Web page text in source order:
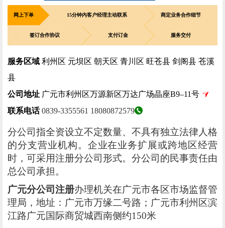
网上下单 15分钟内客户经理主动联系 商定业务合作细节
签订合作协议 支付订金 服务交付
服务区域 利州区 元坝区 朝天区 青川区 旺苍县 剑阁县 苍溪
县
公司地址 广元市利州区万源新区万达广场晶座B9–11号
联系电话 0839-3355561 18080872579
分公司指全资设立不定数量、不具有独立法律人格
的分支营业机构。企业在业务扩展或跨地区经营
时，可采用注册分公司形式。分公司的民事责任由
总公司承担。
广元分公司注册办理机关在广元市各区市场监督管
理局，地址：广元市万缘二号路；广元市利州区滨
江路广元国际商贸城西南侧约150米